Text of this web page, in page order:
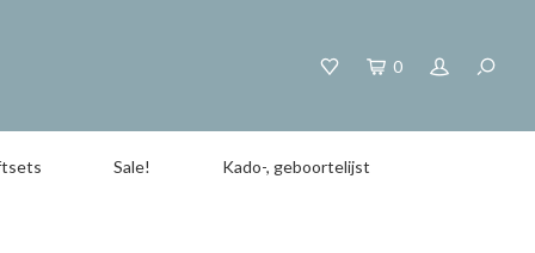
0
Sale! Kado-, geboortelijst